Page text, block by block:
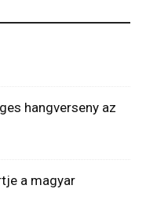
hangverseny az
a magyar